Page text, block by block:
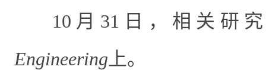
10月31日，相关研
Engineering 上。